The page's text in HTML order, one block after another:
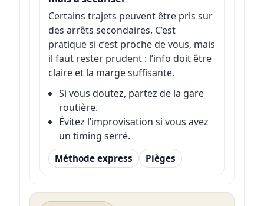
Certains trajets peuvent être pris sur
des arrêts secondaires. C’est
pratique si c’est proche de vous, mais
il faut rester prudent : l’info doit être
claire et la marge suffisante.
Si vous doutez, partez de la gare
routière.
Évitez l’improvisation si vous avez
un timing serré.
Méthode express Pièges